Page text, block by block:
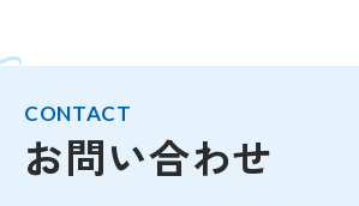
CONTACT
お問い合わせ